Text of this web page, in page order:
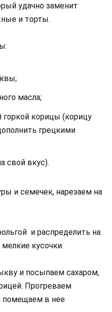
удачно заменит
и торты.
масла;
горкой корицы (корицу
грецкими
свой вкус).
и семечек, нарезаем на
и распределить на
кусочки.
и посыпаем сахаром,
Прогреваем
помещаем в нее